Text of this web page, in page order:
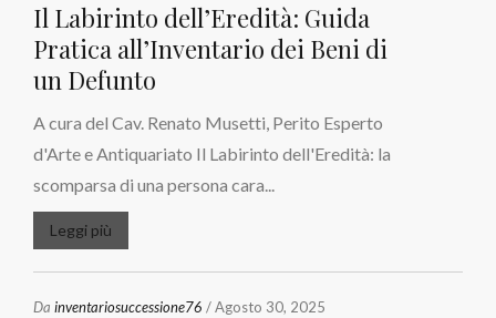
Il Labirinto dell’Eredità: Guida
Pratica all’Inventario dei Beni di
un Defunto
A cura del Cav. Renato Musetti, Perito Esperto
d'Arte e Antiquariato Il Labirinto dell'Eredità: la
scomparsa di una persona cara...
Leggi più
Da inventariosuccessione76 / Agosto 30, 2025